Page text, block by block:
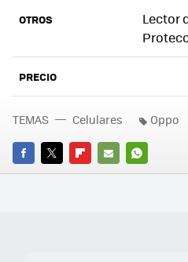
OTROS
Lector
PRECIO
FACEBOOK
TWITTERFLIPBOARD
E-
WHATSAPP
TEMAS Celulares Oppo